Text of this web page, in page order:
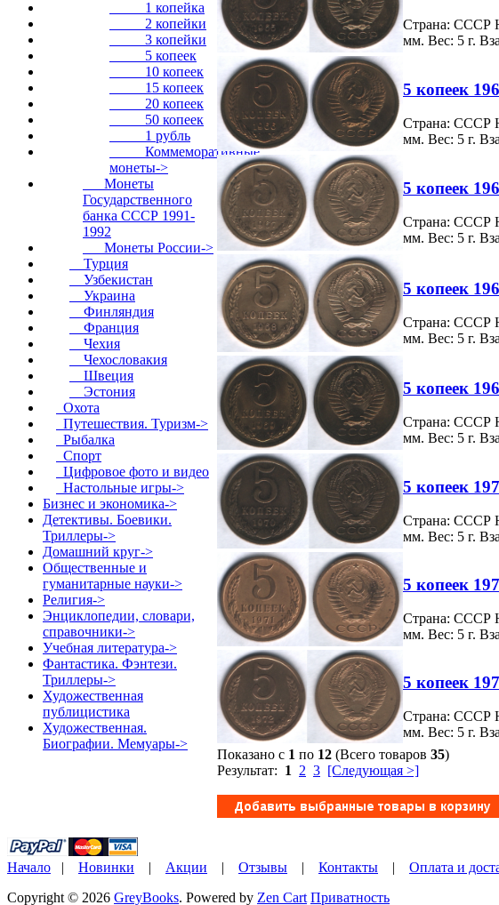
1 копейка
2 копейки
3 копейки
5 копеек
10 копеек
15 копеек
20 копеек
50 копеек
1 рубль
Коммеморативные
монеты->
Монеты
Государственного
банка СССР 1991-
1992
Монеты России->
Турция
Узбекистан
Украина
Финляндия
Франция
Чехия
Чехословакия
Швеция
Эстония
Охота
Путешествия. Туризм->
Рыбалка
Спорт
Цифровое фото и видео
Настольные игры->
Бизнес и экономика->
Детективы. Боевики.
Триллеры->
Домашний круг->
Общественные и
гуманитарные науки->
Религия->
Энциклопедии, словари,
справочники->
Учебная литература->
Фантастика. Фэнтези.
Триллеры->
Художественная
публицистика
Художественная.
Биографии. Мемуары->
Страна: СССР
мм. Вес: 5 г.
5 копеек
Страна: СССР
мм. Вес: 5 г.
5 копеек
Страна: СССР
мм. Вес: 5 г.
5 копеек
Страна: СССР
мм. Вес: 5 г.
5 копеек
Страна: СССР
мм. Вес: 5 г.
5 копеек
Страна: СССР
мм. Вес: 5 г.
5 копеек
Страна: СССР
мм. Вес: 5 г.
5 копеек
Страна: СССР
мм. Вес: 5 г.
Показано с 1 по 12 (Всего товаров 35)
Результат: 1 2 3 [Следующая >]
Начало | Новинки | Акции | Отзывы | Контакты | Оплата и
Copyright © 2026 GreyBooks. Powered by Zen Cart Приватность